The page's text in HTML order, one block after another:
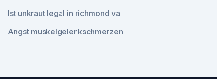
Ist unkraut legal in richmond va
Angst muskelgelenkschmerzen